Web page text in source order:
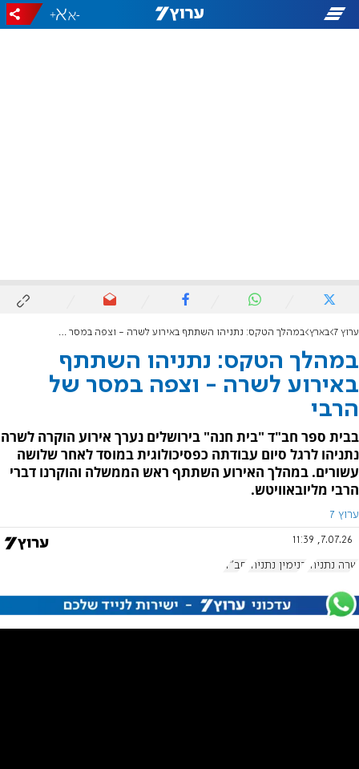
-
+
ערוץ 7 בארץ במהלך הטקס: נתניהו השתתף באירוע לשרה - וצפה במסר של הרבי
במהלך הטקס: נתניהו השתתף
באירוע לשרה - וצפה במסר של
הרבי
בבית ספר חב"ד "בית חנה" בירושלים נערך אירוע הוקרה לשרה
נתניהו לרגל סיום עבודתה כפסיכולוגית במוסד לאחר שלושה
עשורים. במהלך האירוע השתתף ראש הממשלה והוקרנו דברי
הרבי מליובאוויטש.
ערוץ 7
7.07.26, 11:39
שרה נתניהו בנימין נתניהו חב"ד